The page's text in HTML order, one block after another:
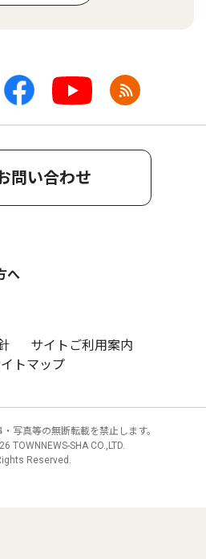
問い合わせ
へ
サイトご利用案内
トマップ
写真等の無断転載を禁止します。
TOWNNEWS-SHA CO.,LTD.
Reserved.